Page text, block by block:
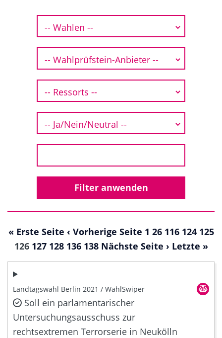
« Erste Seite ‹ Vorherige Seite 1 26 116 124 125
126 127 128 136 138 Nächste Seite › Letzte »
Landtagswahl Berlin 2021 / WahlSwiper
Soll ein parlamentarischer
Untersuchungsausschuss zur
rechtsextremen Terrorserie in Neukölln